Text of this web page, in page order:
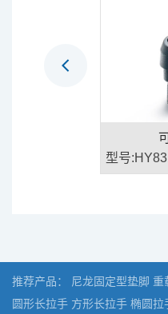
型号
合
推荐产品： 尼龙固定型垫脚 重
圆形长拉手 方形长拉手 椭圆拉